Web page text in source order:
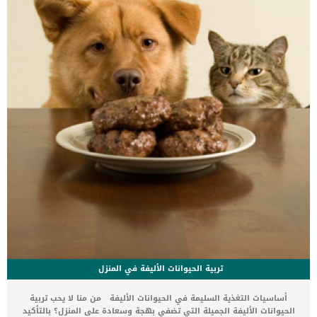
مهدئ ومسكن شائع الاستخدام في وضع القسطرة الانفية.سيتم إمالة
رأس الكلب للخلف للسماح بتخدير اغشية الانفكما سيتم تقطير الأنف
لتقليل تورم تجويف الأنف وتقليل فرصة حدوث […]
تربية الحيوانات الأليفة في المنزل
أساسيات التغذية السليمة في الحيوانات الأليفة من منا لا يحب تربية
الحيوانات الأليفة الجميلة التي تضفي بهجة وسعادة على المنزل؟ بالتأكيد